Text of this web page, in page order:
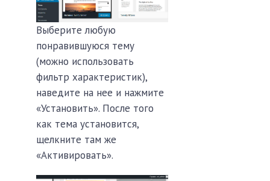
Выберите любую
понравившуюся тему
(можно использовать
фильтр характеристик),
наведите на нее и нажмите
«Установить». После того
как тема установится,
щелкните там же
«Активировать».